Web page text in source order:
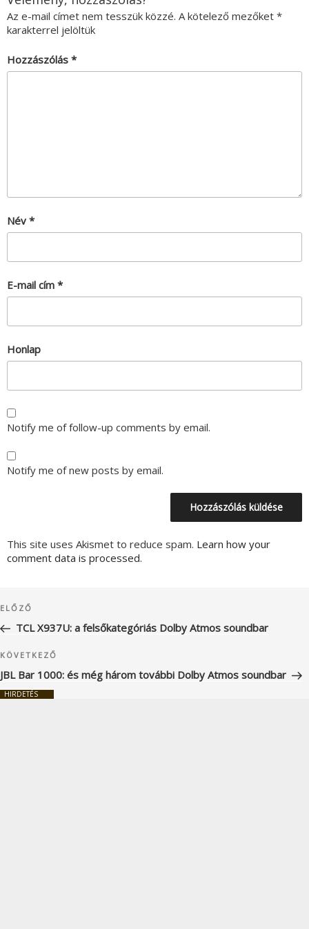
Az e-mail címet nem tesszük közzé. A kötelező mezőket *
karakterrel jelöltük
Hozzászólás *
Név *
E-mail cím *
Honlap
Notify me of follow-up comments by email.
Notify me of new posts by email.
This site uses Akismet to reduce spam. Learn how your
comment data is processed.
navigáció
Korábbi
bejegyzés
ELŐZŐ
TCL X937U: a felsőkategóriás Dolby Atmos soundbar
Következő
bejegyzés
KÖVETKEZŐ
JBL Bar 1000: és még három további Dolby Atmos soundbar
HIRDETÉS